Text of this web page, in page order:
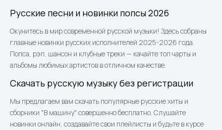
Русские песни и новинки попсы 2026
Окунитесь в мир современной русской музыки! Здесь собраны
главные новинки русских исполнителей 2025-2026 года.
Попса, рэп, шансон и клубные треки — качайте топ чарты и
альбомы любимых артистов в отличном качестве.
Скачать русскую музыку без регистрации
Мы предлагаем вам скачать популярные русские хиты и
сборники "В машину" совершенно бесплатно. Слушайте
новинки онлайн, создавайте свои плейлисты и будьте в курсе